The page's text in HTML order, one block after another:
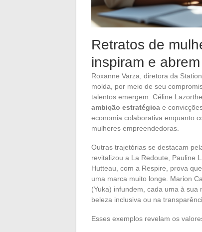
Retratos de
inspiram e
Roxanne Varza, diretora da
molda, por meio de seu
talentos emergem. Céline
ambição estratégica e
economia colaborativa enquanto
mulheres empreendedoras.
Outras trajetórias se destacam
revitalizou a La Redoute, Pauline
Hutteau, com a Respire, prova
uma marca muito longe. Marion
(Yuka) infundem, cada uma à
beleza inclusiva ou na
Esses exemplos revelam os